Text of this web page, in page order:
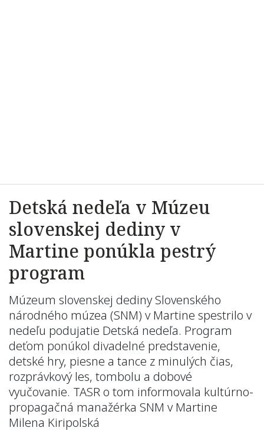
Detská nedeľa v Múzeu
slovenskej dediny v
Martine ponúkla pestrý
program
Múzeum slovenskej dediny Slovenského
národného múzea (SNM) v Martine spestrilo v
nedeľu podujatie Detská nedeľa. Program
deťom ponúkol divadelné predstavenie,
detské hry, piesne a tance z minulých čias,
rozprávkový les, tombolu a dobové
vyučovanie. TASR o tom informovala kultúrno-
propagačná manažérka SNM v Martine
Milena Kiripolská